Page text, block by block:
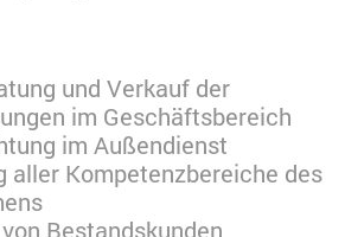
und Verkauf der
im Geschäftsbereich
im Außendienst
aller Kompetenzbereiche des
Bestandskunden